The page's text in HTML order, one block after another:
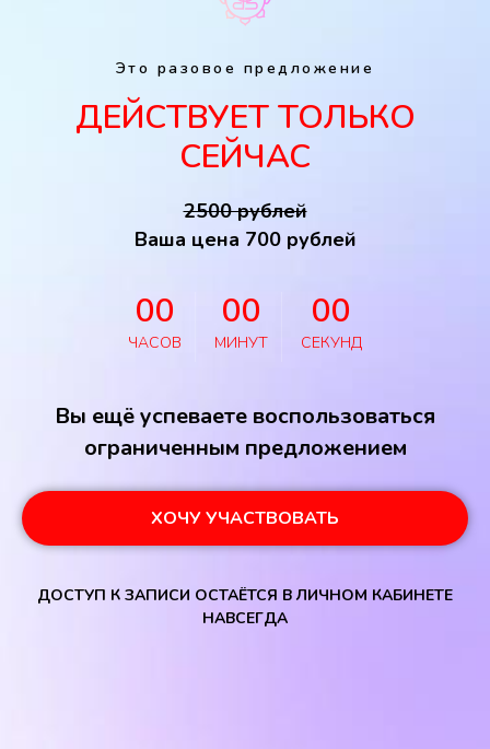
Это разовое предложение
ДЕЙСТВУЕТ ТОЛЬКО
СЕЙЧАС
2500 рублей
Ваша цена 700 рублей
00
ЧАСОВ
00
МИНУТ
00
СЕКУНД
Вы ещё успеваете воспользоваться
ограниченным предложением
ХОЧУ УЧАСТВОВАТЬ
ДОСТУП К ЗАПИСИ ОСТАЁТСЯ В ЛИЧНОМ КАБИНЕТЕ
НАВСЕГДА